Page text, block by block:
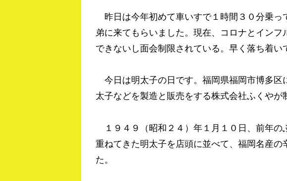
昨日は今年初めて車いすで１時間３０分乗っ
弟に来てもらいました。現在、コロナとインフ
できないし面会制限されている。早く落ち着い
今日は明太子の日です。福岡県福岡市博多区
太子などを製造と販売をする株式会社ふくやが
１９４９（昭和２４）年１月１０日、前年の
重ねてきた明太子を店頭に並べて、福岡名産の
た。